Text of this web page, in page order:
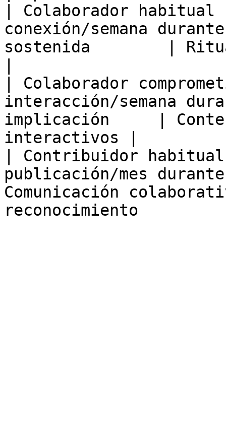
| Colaborador
conexión/semana
sostenida        |
| Colaborador
interacción/semana
implicación     |
interactivos |
| Contribuidor
publicación/mes
Comunicación